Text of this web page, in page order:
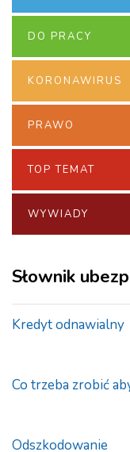
DO PRACY
KORONAWIRUS
PRAWO
TOP TEMAT
WYWIADY
Słownik
Kredyt odnawialny
Co trzeba zrobić
Odszkodowanie